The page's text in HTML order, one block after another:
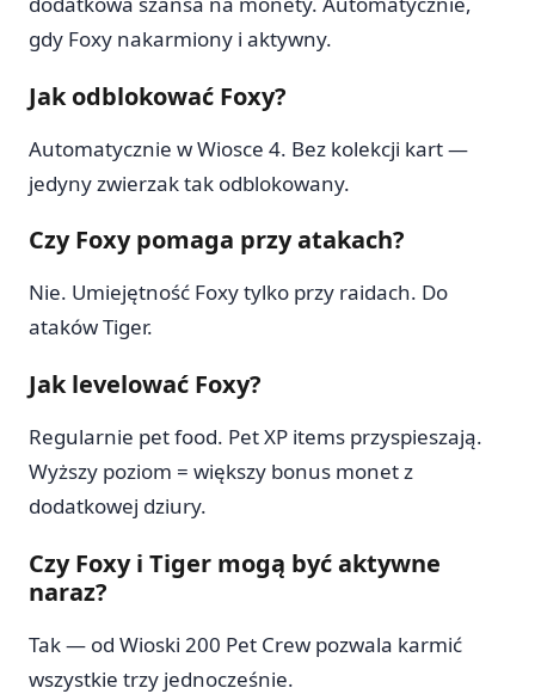
gdy Foxy nakarmiony i aktywny.
Jak odblokować Foxy?
Automatycznie w Wiosce 4. Bez kolekcji kart —
jedyny zwierzak tak odblokowany.
Czy Foxy pomaga przy atakach?
Nie. Umiejętność Foxy tylko przy raidach. Do
ataków Tiger.
Jak levelować Foxy?
Regularnie pet food. Pet XP items przyspieszają.
Wyższy poziom = większy bonus monet z
dodatkowej dziury.
Czy Foxy i Tiger mogą być aktywne
naraz?
Tak — od Wioski 200 Pet Crew pozwala karmić
wszystkie trzy jednocześnie.